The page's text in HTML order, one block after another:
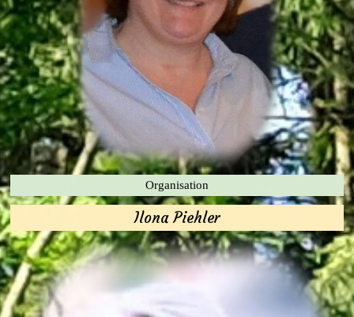
Organisation
Ilona Piehler